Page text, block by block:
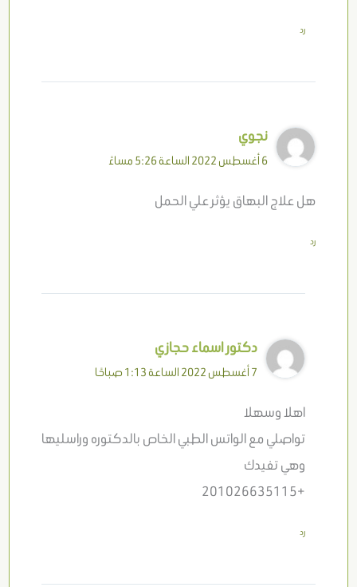
رد
نجوي
6 أغسطس 2022 الساعة 5:26 مساءً
هل علاج البهاق يؤثر علي الحمل
رد
دكتور اسماء حجازي
7 أغسطس 2022 الساعة 1:13 صباحًا
اهلا وسهلا
تواصلي مع الواتس الطبي الخاص بالدكتوره وراسليها
وهي تفيدك
+201026635115
رد